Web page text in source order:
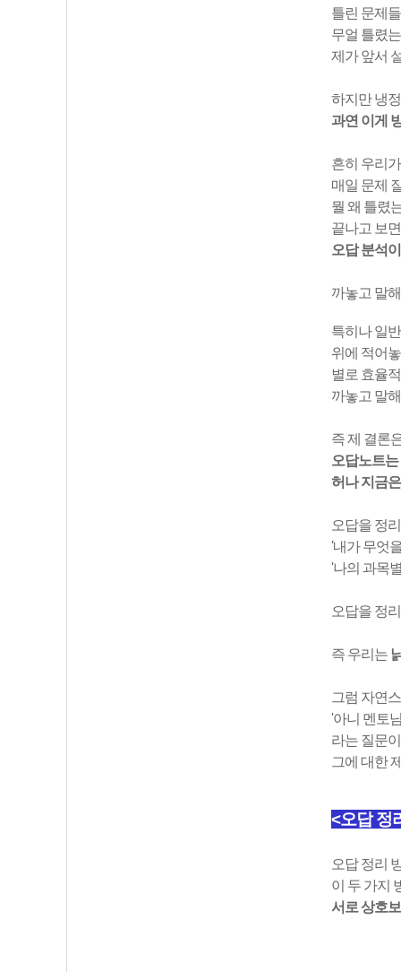
틀린 문제
무얼 틀렸
제가 앞서
하지만 냉
과연 이게
흔히 우리
매일 문제
뭘 왜 틀렸
끝나고 보
오답 분석
까놓고 말
특히나 일
위에 적어
별로 효율
까놓고 말
즉 제 결론
오답노트
허나 지금
오답을 정
'내가 무엇
'나의 과목
오답을 정
즉 우리는
그럼 자연
'아니 멘토
라는 질문
그에 대한
<오답 정
오답 정리
이 두 가지
서로 상호